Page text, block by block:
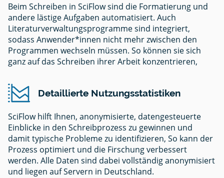
Beim Schreiben in SciFlow sind die Formatierung und
andere lästige Aufgaben automatisiert. Auch
Literaturverwaltungsprogramme sind integriert,
sodass Anwender*innen nicht mehr zwischen den
Programmen wechseln müssen. So können sie sich
ganz auf das Schreiben ihrer Arbeit konzentrieren,
Detaillierte Nutzungsstatistiken
SciFlow hilft Ihnen, anonymisierte, datengesteuerte
Einblicke in den Schreibprozess zu gewinnen und
damit typische Probleme zu identifizieren, So kann der
Prozess optimiert und die Firschung verbessert
werden. Alle Daten sind dabei vollständig anonymisiert
und liegen auf Servern in Deutschland.